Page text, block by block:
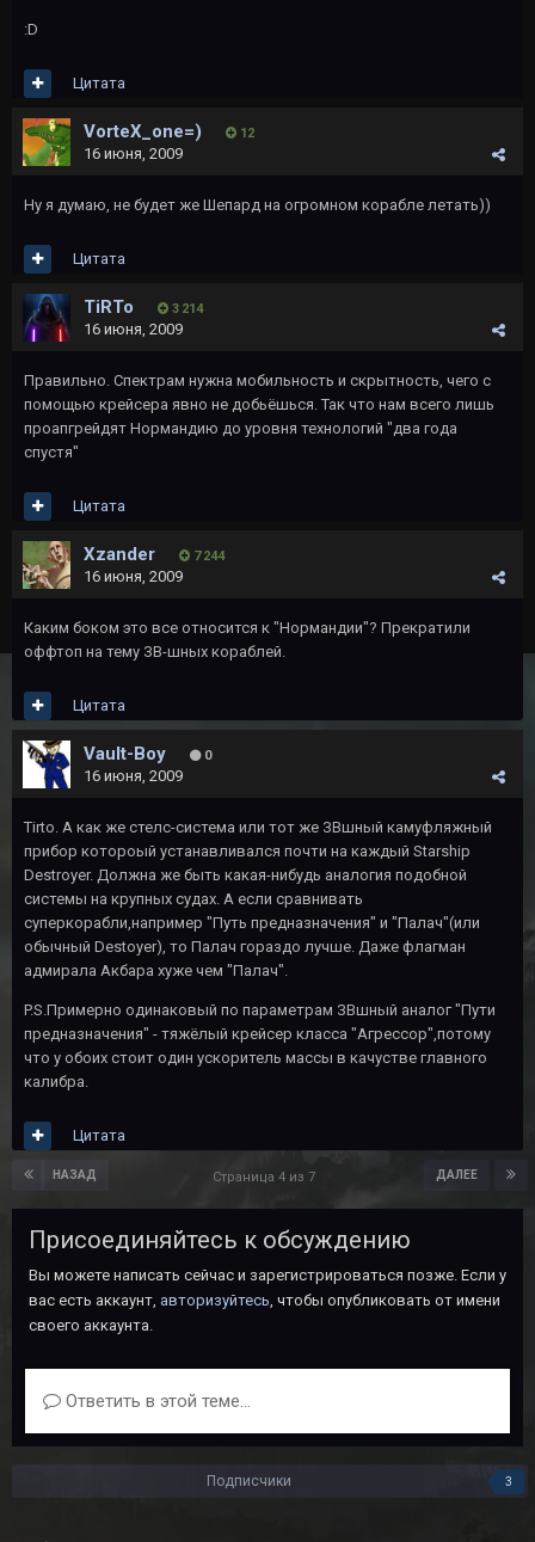
:D
Цитата
VorteX_one=) 12
16 июня, 2009
Ну я думаю, не будет же Шепард на огромном корабле летать))
Цитата
TiRTo 3 214
16 июня, 2009
Правильно. Спектрам нужна мобильность и скрытность, чего с
помощью крейсера явно не добьёшься. Так что нам всего лишь
проапгрейдят Нормандию до уровня технологий "два года
спустя"
Цитата
Xzander 7 244
16 июня, 2009
Каким боком это все относится к "Нормандии"? Прекратили
оффтоп на тему ЗВ-шных кораблей.
Цитата
Vault-Boy 0
16 июня, 2009
Tirto. А как же стелс-система или тот же ЗВшный камуфляжный
прибор котороый устанавливался почти на каждый Starship
Destroyer. Должна же быть какая-нибудь аналогия подобной
системы на крупных судах. А если сравнивать
суперкорабли,например "Путь предназначения" и "Палач"(или
обычный Destoyer), то Палач гораздо лучше. Даже флагман
адмирала Акбара хуже чем "Палач".
P.S.Примерно одинаковый по параметрам ЗВшный аналог "Пути
предназначения" - тяжёлый крейсер класса "Агрессор",потому
что у обоих стоит один ускоритель массы в качустве главного
калибра.
Цитата
НАЗАД ДАЛЕЕ
Страница 4 из 7
Присоединяйтесь к обсуждению
Вы можете написать сейчас и зарегистрироваться позже. Если у
вас есть аккаунт, авторизуйтесь, чтобы опубликовать от имени
своего аккаунта.
Ответить в этой теме...
Подписчики 3